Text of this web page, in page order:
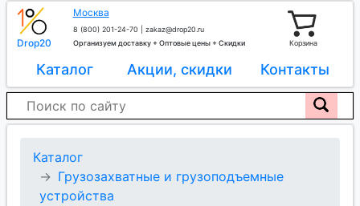
Drop20
Москва
8 (800) 201-24-70
zakaz@drop20.ru
Организуем доставку + Оптовые цены + Скидки
Корзина
Каталог Акции, скидки Контакты
Каталог
Грузозахватные и грузоподъемные
устройства